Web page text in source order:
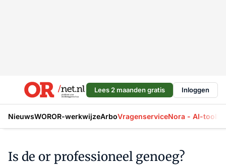
Lees 2 maanden gratis Inloggen
NieuwsWOROR-werkwijzeArboVragenserviceNora - AI-tool
Is de or professioneel genoeg?